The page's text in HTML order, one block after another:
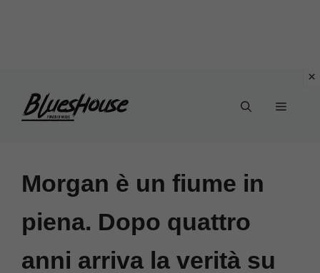
Menu
Morgan è un fiume in
piena. Dopo quattro
anni arriva la verità su